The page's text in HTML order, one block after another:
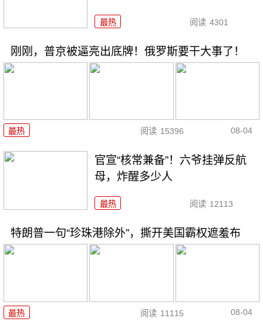
最热 阅读 4301
刚刚，普京被逼亮出底牌！俄罗斯要干大事了！
最热 阅读 15396 08-04
官宣“核常兼备”！六爷挂弹反航
母，炸醒多少人
最热 阅读 12113
特朗普一句“珍珠港除外”，撕开美国霸权遮羞布
最热 阅读 11115 08-04